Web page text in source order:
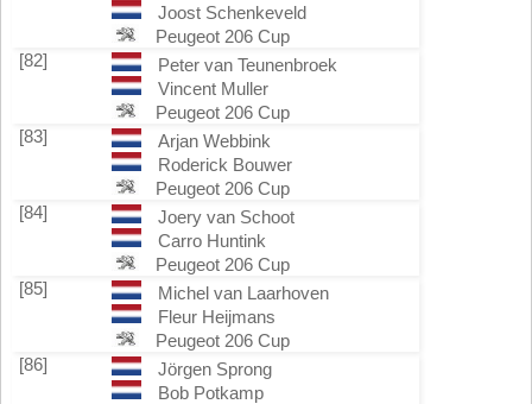
Joost Schenkeveld
Peugeot 206 Cup
[82]
Peter van Teunenbroek
Vincent Muller
Peugeot 206 Cup
[83]
Arjan Webbink
Roderick Bouwer
Peugeot 206 Cup
[84]
Joery van Schoot
Carro Huntink
Peugeot 206 Cup
[85]
Michel van Laarhoven
Fleur Heijmans
Peugeot 206 Cup
[86]
Jörgen Sprong
Bob Potkamp